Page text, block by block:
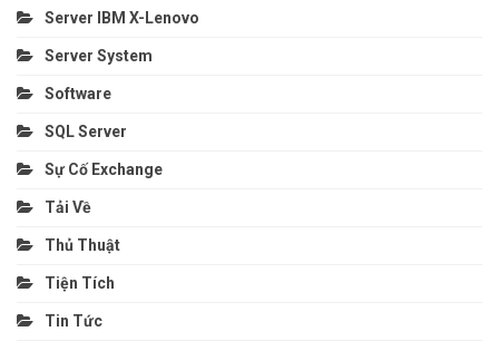
Server IBM X-Lenovo
Server System
Software
SQL Server
Sự Cố Exchange
Tải Về
Thủ Thuật
Tiện Tích
Tin Tức